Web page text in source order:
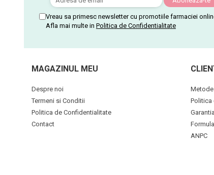
Vreau sa primesc newsletter cu promotiile farmaciei
Afla mai multe in Politica de Confidentialitate
MAGAZINUL MEU
Despre noi
Termeni si Conditii
Politica de Confidentialitate
Contact
Metode
Politica
ANPC